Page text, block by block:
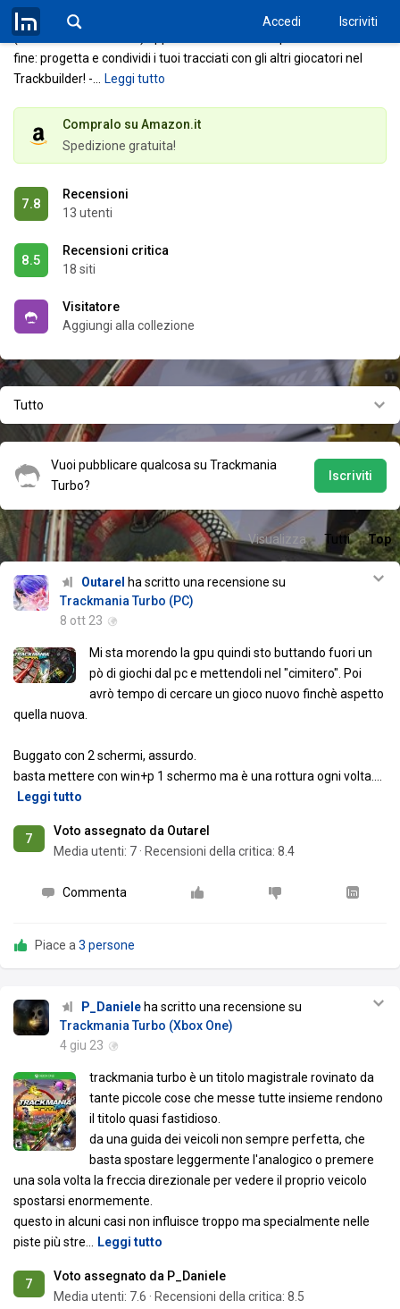
Accedi Iscriviti
in oltre 200 tracciati e divertiti a sfidare i tuoi amici a casa
(schermo diviso offline) oppure online.
fine: progetta e condividi i tuoi tracciati con gli altri giocatori nel
Trackbuilder! - Leggi tutto
Compralo su Amazon.it
Spedizione gratuita!
7.8
Recensioni
13 utenti
8.5
Recensioni critica
18 siti
Visitatore
Aggiungi alla collezione
Tutto
Vuoi pubblicare qualcosa su Trackmania
Turbo?
Iscriviti
Visualizza Tutti Top
Outarel ha scritto una recensione su
Trackmania Turbo (PC)
8 ott 23
Mi sta morendo la gpu quindi sto buttando fuori un
pò di giochi dal pc e mettendoli nel "cimitero". Poi
avrò tempo di cercare un gioco nuovo finchè aspetto
quella nuova.
Buggato con 2 schermi, assurdo.
basta mettere con win+p 1 schermo ma è una rottura ogni volta.
Leggi tutto
7
Voto assegnato da Outarel
Media utenti: 7 · Recensioni della critica: 8.4
Commenta
Piace a 3 persone
P_Daniele ha scritto una recensione su
Trackmania Turbo (Xbox One)
4 giu 23
trackmania turbo è un titolo magistrale rovinato da
tante piccole cose che messe tutte insieme rendono
il titolo quasi fastidioso.
da una guida dei veicoli non sempre perfetta, che
basta spostare leggermente l'analogico o premere
una sola volta la freccia direzionale per vedere il proprio veicolo
spostarsi enormemente.
questo in alcuni casi non influisce troppo ma specialmente nelle
piste più stre
Leggi tutto
7
Voto assegnato da P_Daniele
Media utenti: 7.6 · Recensioni della critica: 8.5